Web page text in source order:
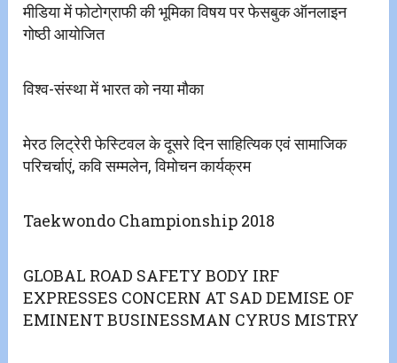
मीडिया में फोटोग्राफी की भूमिका विषय पर फेसबुक ऑनलाइन
गोष्ठी आयोजित
विश्व-संस्था में भारत को नया मौका
मेरठ लिट्रेरी फेस्टिवल के दूसरे दिन साहित्यिक एवं सामाजिक
परिचर्चाएं, कवि सम्मलेन, विमोचन कार्यक्रम
Taekwondo Championship 2018
GLOBAL ROAD SAFETY BODY IRF
EXPRESSES CONCERN AT SAD DEMISE OF
EMINENT BUSINESSMAN CYRUS MISTRY